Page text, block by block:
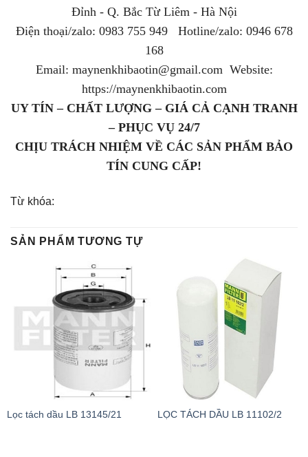
Đỉnh - Q. Bắc Từ Liêm - Hà Nội
Điện thoại/zalo: 0983 755 949 Hotline/zalo: 0946 678
168
Email: maynenkhibaotin@gmail.com Website:
https://maynenkhibaotin.com
UY TÍN – CHẤT LƯỢNG – GIÁ CẢ CẠNH TRANH
– PHỤC VỤ 24/7
CHỊU TRÁCH NHIỆM VỀ CÁC SẢN PHẨM BẢO
TÍN CUNG CẤP!
Từ khóa:
SẢN PHẨM TƯƠNG TỰ
Lọc tách dầu LB 13145/21 LỌC TÁCH DẦU LB 11102/2